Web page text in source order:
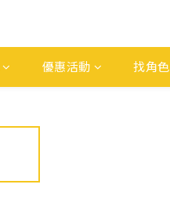
優惠活動 找角色